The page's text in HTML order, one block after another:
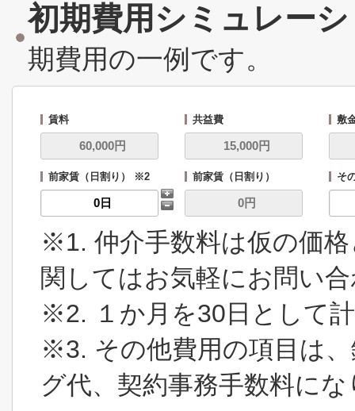
初期費用シミュレー
期費用の一例です。
賃料 共益費 敷
前家賃（日割り） ※2 前家賃（日割り） そ
※1. 仲介手数料は仮の価
関してはお気軽にお問い
※2. １か月を30日として
※3. その他費用の項目は
グ代、契約事務手数料に